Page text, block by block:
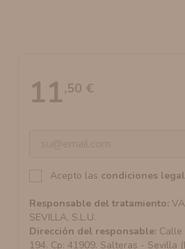
11,50 €
Acepto las condiciones
Responsable del tratamiento:
SEVILLA, S.L.U.
Dirección del responsable: Calle
194. Cp: 41909. Salteras - Sevilla